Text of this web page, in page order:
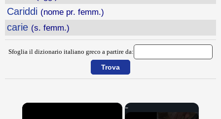
Cariddi (nome pr. femm.)
carie (s. femm.)
Sfoglia il dizionario italiano greco a partire da:
×